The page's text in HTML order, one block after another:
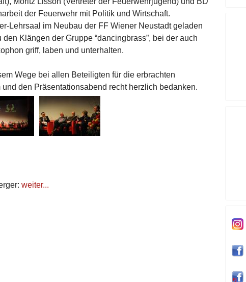
der Feuerwehr mit Politik und Wirtschaft.
Lehrsaal im Neubau der FF Wiener Neustadt geladen
Klängen der Gruppe “dancingbrass”, bei der auch
griff, laben und unterhalten.
Wege bei allen Beteiligten für die erbrachten
den Präsentationsabend recht herzlich bedanken.
weiter...